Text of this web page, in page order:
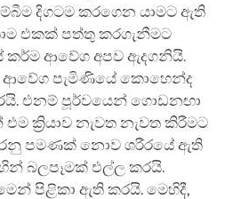
දිගටම කරගෙන යාමට ඇති
එකක් පත්තු කරගැනීමට
කර්ම ආවේග අපව ඇදගනියි.
ආවේග පැමිණියේ කොහෙන්ද
එනම් පූර්වයෙන් ගොඩනඟා
ක්‍රියාව නැවත නැවත කිරීමට
පමණක් නොව ශරීරයේ ඇති
බලපෑමක් එල්ල කරයි.
පිළිකා ඇති කරයි. මෙහිදී,